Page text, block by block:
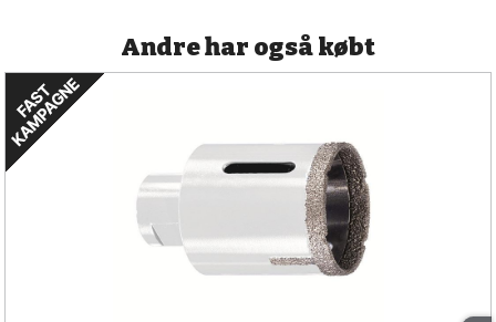
Andre har også købt